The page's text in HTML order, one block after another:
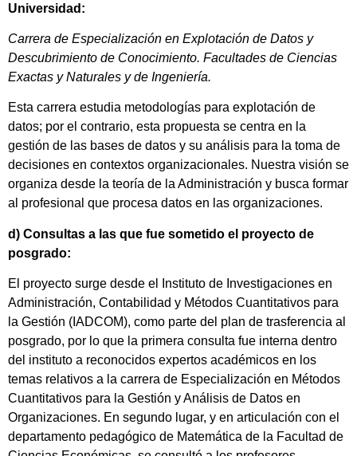
Universidad:
Carrera de Especialización en Explotación de Datos y
Descubrimiento de Conocimiento. Facultades de Ciencias
Exactas y Naturales y de Ingeniería.
Esta carrera estudia metodologías para explotación de
datos; por el contrario, esta propuesta se centra en la
gestión de las bases de datos y su análisis para la toma de
decisiones en contextos organizacionales. Nuestra visión se
organiza desde la teoría de la Administración y busca formar
al profesional que procesa datos en las organizaciones.
d) Consultas a las que fue sometido el proyecto de
posgrado:
El proyecto surge desde el Instituto de Investigaciones en
Administración, Contabilidad y Métodos Cuantitativos para
la Gestión (IADCOM), como parte del plan de trasferencia al
posgrado, por lo que la primera consulta fue interna dentro
del instituto a reconocidos expertos académicos en los
temas relativos a la carrera de Especialización en Métodos
Cuantitativos para la Gestión y Análisis de Datos en
Organizaciones. En segundo lugar, y en articulación con el
departamento pedagógico de Matemática de la Facultad de